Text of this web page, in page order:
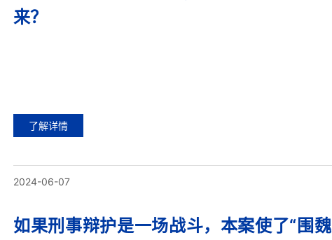
来？
了解详情
2024-06-07
如果刑事辩护是一场战斗，本案使了“围魏